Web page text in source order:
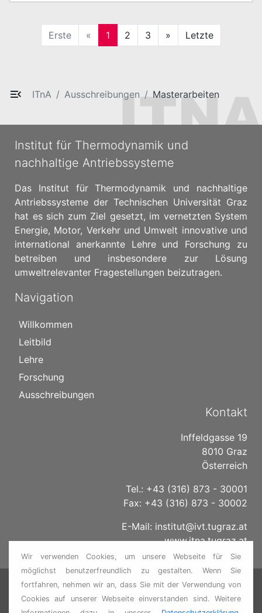
Erste « 1 2 3 » Letzte
ITnA Ausschreibungen Masterarbeiten
Institut für Thermodynamik und
nachhaltige Antriebssysteme
Das Institut für Thermodynamik und nachhaltige
Antriebssysteme der Technischen Universität Graz
hat es sich zum Ziel gesetzt, im vernetzten System
Energie, Motor, Verkehr und Umwelt innovative und
international anerkannte Lehre und Forschung zu
betreiben und insbesondere zur Lösung
umweltrelevanter Fragestellungen beizutragen.
Navigation
Willkommen
Leitbild
Lehre
Forschung
Ausschreibungen
Kontakt
Inffeldgasse 19
8010 Graz
Österreich
Tel.: +43 (316) 873 - 30001
Fax: +43 (316) 873 - 30002
E-Mail: institut@ivt.tugraz.at
www.itna.tugraz.at
Kontakt•Datenschutz•Impressum
ITNA TU GRAZ
•TU GRAZ
Wir verwenden Cookies, um unsere Webseite für Sie
möglichst benutzerfreundlich zu gestalten. Wenn Sie
fortfahren, nehmen wir an, dass Sie mit der Verwendung von
Cookies auf unserer Webseite einverstanden sind. Weitere